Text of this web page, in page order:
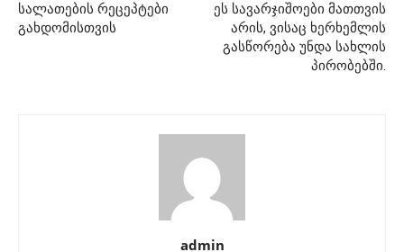
სალათების რეცეპტები
გახდომისთვის
ეს სავარჯიშოები მათთვის
არის, ვისაც ხერხემლის
გასწორება უნდა სახლის
პირობებში.
admin